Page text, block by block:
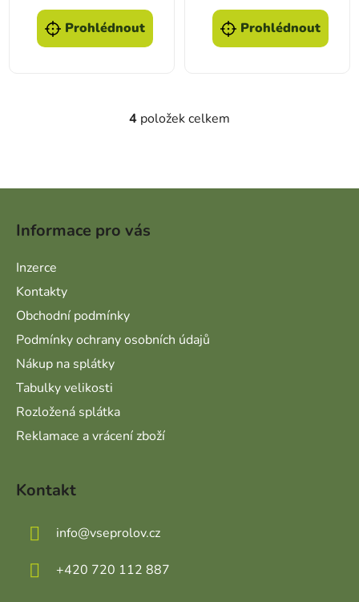
Prohlédnout Prohlédnout
Ovládací prvky výpisu
4 položek celkem
Informace pro vás
Inzerce
Kontakty
Obchodní podmínky
Podmínky ochrany osobních údajů
Nákup na splátky
Tabulky velikosti
Rozložená splátka
Reklamace a vrácení zboží
Kontakt
info@vseprolov.cz
+420 720 112 887